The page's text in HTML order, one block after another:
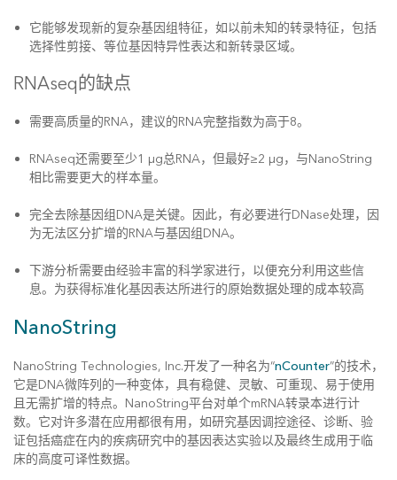
它能够发现新的复杂基因组特征，如以前未知的转录特征，包括
选择性剪接、等位基因特异性表达和新转录区域。
RNAseq的缺点
需要高质量的RNA，建议的RNA完整指数为高于8。
RNAseq还需要至少1 µg总RNA，但最好≥2 µg，与NanoString
相比需要更大的样本量。
完全去除基因组DNA是关键。因此，有必要进行DNase处理，因
为无法区分扩增的RNA与基因组DNA。
下游分析需要由经验丰富的科学家进行，以便充分利用这些信
息。为获得标准化基因表达所进行的原始数据处理的成本较高
NanoString
NanoString Technologies, Inc.开发了一种名为“nCounter”的技术，
它是DNA微阵列的一种变体，具有稳健、灵敏、可重现、易于使用
且无需扩增的特点。NanoString平台对单个mRNA转录本进行计
数。它对许多潜在应用都很有用，如研究基因调控途径、诊断、验
证包括癌症在内的疾病研究中的基因表达实验以及最终生成用于临
床的高度可译性数据。